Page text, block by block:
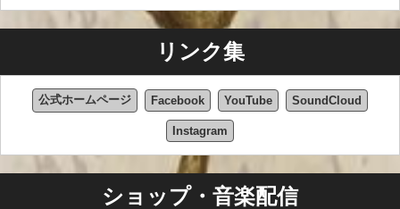
リンク集
公式ホームページ Facebook YouTube SoundCloud
Instagram
ショップ・音楽配信